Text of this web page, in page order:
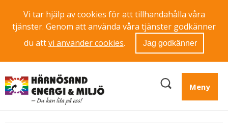
Vi tar hjälp av cookies för att tillhandahålla våra
tjänster. Genom att använda våra tjänster godkänner
du attvi använder cookies. Jag godkänner
Meny